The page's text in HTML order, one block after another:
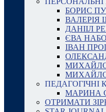
БОРИС
ВАЛЕРІЯ
ДАНІІЛ
ЄВА
ІВАН
ПЕДАГОГІЧНІ
МАРИНА
ОТРИМАТИ